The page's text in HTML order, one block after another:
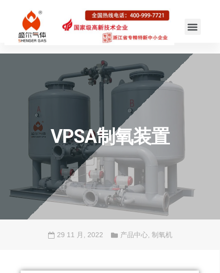
VPSA制氧装置
29 11 月, 2022 产品中心 制氧机